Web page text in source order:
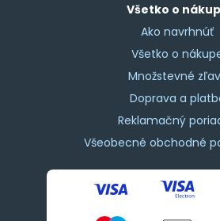
Všetko o
Ako navrhnúť
Všetko o
Množstevné
Doprava a
Reklamačný
Všeobecné obchodné